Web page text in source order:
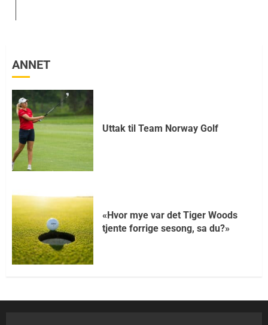
ANNET
Uttak til Team Norway Golf
«Hvor mye var det Tiger Woods
tjente forrige sesong, sa du?»